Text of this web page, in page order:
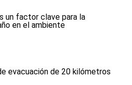
un factor clave para la
en el ambiente
evacuación de 20 kilómetros